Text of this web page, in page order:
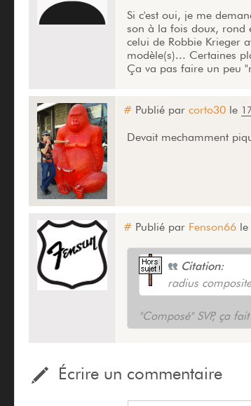
Si c'est oui, je me
son à la fois doux, rond
celui de Robbie Krieger
modèle(s)... Certaines
Ça va pas faire un peu
#Publié par corto30le
Devait mechamment
#Publié par Fenson66le
Citation:
radius
"Composé" SVP, ça
Écrire un commentaire